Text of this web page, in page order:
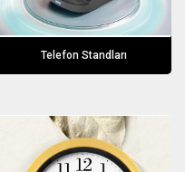
Telefon Standları